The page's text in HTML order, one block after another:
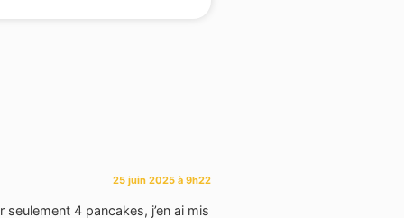
25 juin 2025 à 9h22
4 pancakes, j’en ai mis